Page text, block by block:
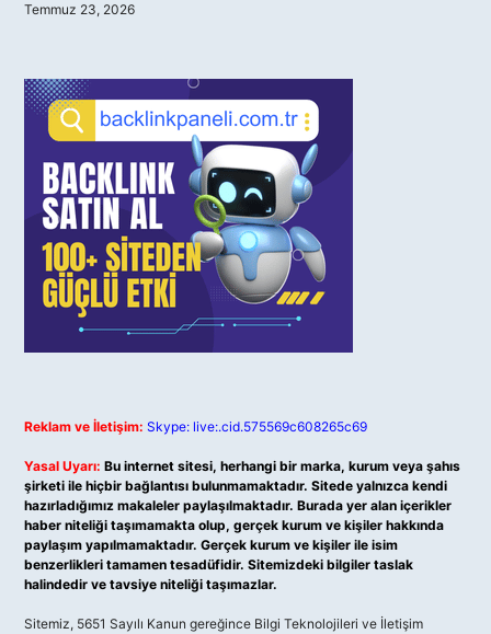
Temmuz 23, 2026
Reklam ve İletişim: Skype: live:.cid.575569c608265c69
Yasal Uyarı: Bu internet sitesi, herhangi bir marka, kurum veya şahıs
şirketi ile hiçbir bağlantısı bulunmamaktadır. Sitede yalnızca kendi
hazırladığımız makaleler paylaşılmaktadır. Burada yer alan içerikler
haber niteliği taşımamakta olup, gerçek kurum ve kişiler hakkında
paylaşım yapılmamaktadır. Gerçek kurum ve kişiler ile isim
benzerlikleri tamamen tesadüfidir. Sitemizdeki bilgiler taslak
halindedir ve tavsiye niteliği taşımazlar.
Sitemiz, 5651 Sayılı Kanun gereğince Bilgi Teknolojileri ve İletişim